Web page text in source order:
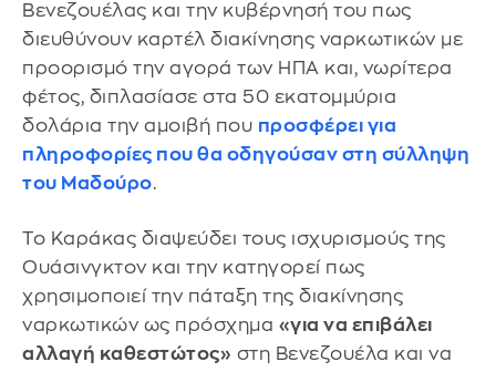
Βενεζουέλας και την κυβέρνησή του πως
διευθύνουν καρτέλ διακίνησης ναρκωτικών με
προορισμό την αγορά των ΗΠΑ και, νωρίτερα
φέτος, διπλασίασε στα 50 εκατομμύρια
δολάρια την αμοιβή που προσφέρει για
πληροφορίες που θα οδηγούσαν στη σύλληψη
του Μαδούρο.
Το Καράκας διαψεύδει τους ισχυρισμούς της
Ουάσινγκτον και την κατηγορεί πως
χρησιμοποιεί την πάταξη της διακίνησης
ναρκωτικών ως πρόσχημα «για να επιβάλει
αλλαγή καθεστώτος» στη Βενεζουέλα και να